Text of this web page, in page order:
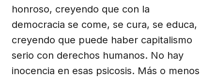
honroso, creyendo que con la
democracia se come, se cura, se educa,
creyendo que puede haber capitalismo
serio con derechos humanos. No hay
inocencia en esas psicosis. Más o menos